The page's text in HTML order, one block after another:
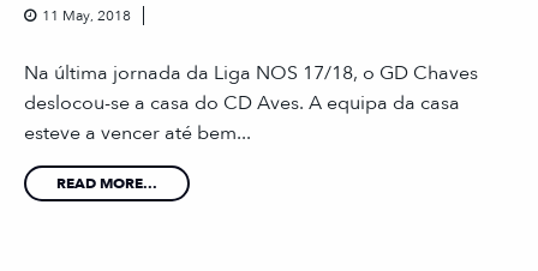
11 May, 2018
Na última jornada da Liga NOS 17/18, o GD Chaves
deslocou-se a casa do CD Aves. A equipa da casa
esteve a vencer até bem...
READ MORE...